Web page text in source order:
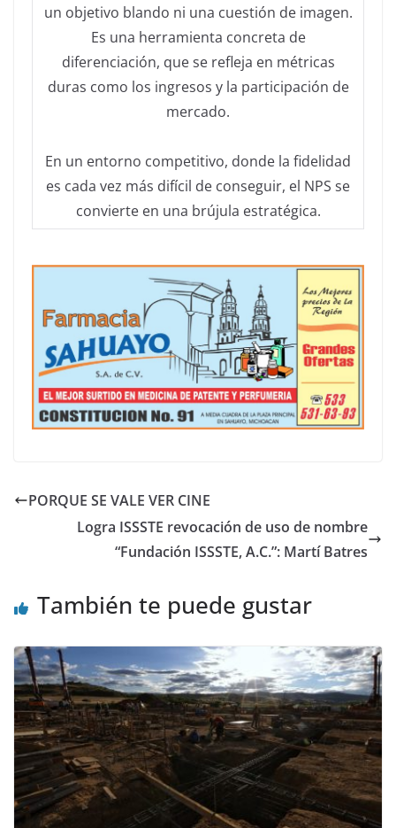
un objetivo blando ni una cuestión de imagen.
Es una herramienta concreta de
diferenciación, que se refleja en métricas
duras como los ingresos y la participación de
mercado.
En un entorno competitivo, donde la fidelidad
es cada vez más difícil de conseguir, el NPS se
convierte en una brújula estratégica.
PORQUE SE VALE VER CINE
Logra ISSSTE revocación de uso de nombre
“Fundación ISSSTE, A.C.”: Martí Batres
También te puede gustar